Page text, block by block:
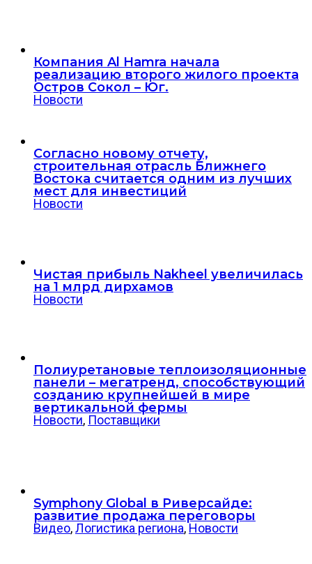
Компания Al Hamra начала
реализацию второго жилого проекта
Остров Сокол – Юг.
Новости
Согласно новому отчету,
строительная отрасль Ближнего
Востока считается одним из лучших
мест для инвестиций
Новости
Чистая прибыль Nakheel увеличилась
на 1 млрд дирхамов
Новости
Полиуретановые теплоизоляционные
панели – мегатренд, способствующий
созданию крупнейшей в мире
вертикальной фермы
Новости, Поставщики
Symphony Global в Риверсайде:
развитие продажа переговоры
Видео,Логистика региона, Новости